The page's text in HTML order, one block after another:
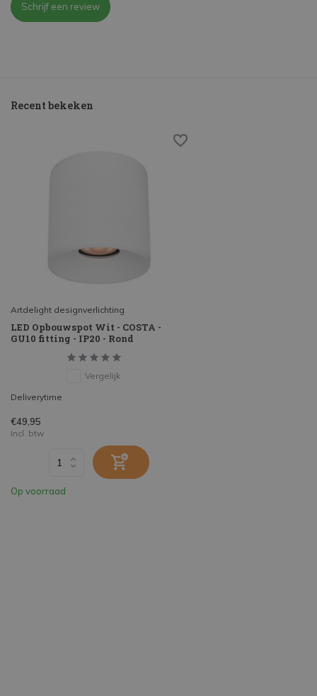
Schrijf een review
Recent bekeken
Artdelight designverlichting
LED Opbouwspot Wit - COSTA -
GU10 fitting - IP20 - Rond
Vergelijk
Deliverytime
€49,95
Incl. btw
Op voorraad